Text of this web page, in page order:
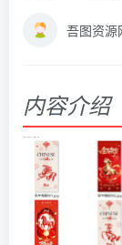
吾图资源
内容介绍